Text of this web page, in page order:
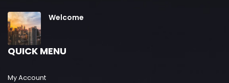
Welcome
QUICK MENU
My Account